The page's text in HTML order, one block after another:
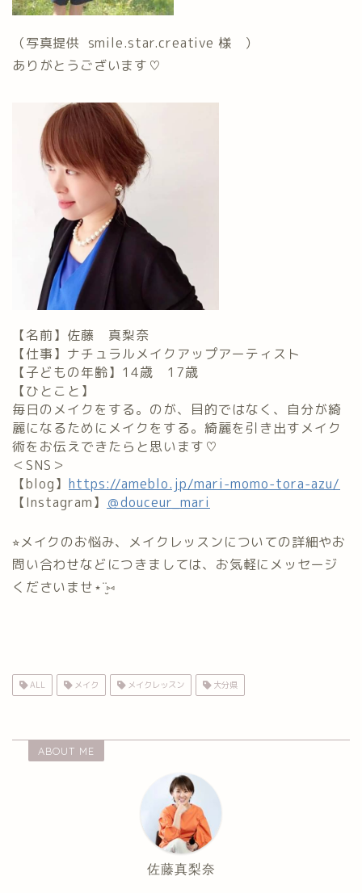
（写真提供 smile.star.creative 様 ）
ありがとうございます♡
【名前】佐藤 真梨奈
【仕事】ナチュラルメイクアップアーティスト
【子どもの年齢】14歳 17歳
【ひとこと】
毎日のメイクをする。のが、目的ではなく、自分が綺
麗になるためにメイクをする。綺麗を引き出すメイク
術をお伝えできたらと思います♡
＜SNS＞
【blog】 https://ameblo.jp/mari-momo-tora-azu/
【Instagram】 ＠douceur_mari
⭐︎メイクのお悩み、メイクレッスンについての詳細やお
問い合わせなどにつきましては、お気軽にメッセージ
くださいませ⋆¨̮⑅
ALL メイク メイクレッスン 大分県
ABOUT ME
佐藤真梨奈